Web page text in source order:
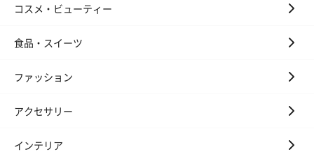
コスメ・ビューティー
食品・スイーツ
ファッション
アクセサリー
インテリア